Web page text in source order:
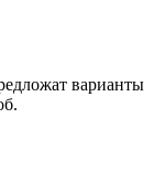
варианты